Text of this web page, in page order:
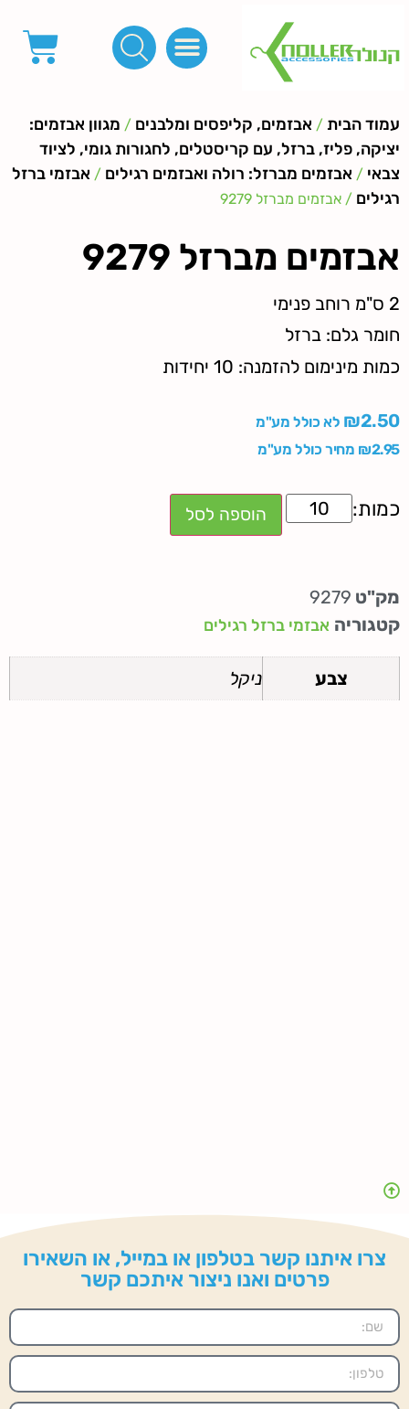
עמוד הבית / אבזמים, קליפסים ומלבנים / מגוון אבזמים:
יציקה, פליז, ברזל, עם קריסטלים, לחגורות גומי, לציוד
צבאי / אבזמים מברזל: רולה ואבזמים רגילים / אבזמי ברזל
רגילים / אבזמים מברזל 9279
אבזמים מברזל 9279
2 ס"מ רוחב פנימי
חומר גלם: ברזל
כמות מינימום להזמנה: 10 יחידות
₪2.50
לא כולל מע"מ
₪2.95 מחיר כולל מע"מ
הוספה לסל
מק"ט 9279
קטגוריה אבזמי ברזל רגילים
צבע ניקל
צרו איתנו קשר בטלפון או במייל, או השאירו
פרטים ואנו ניצור איתכם קשר